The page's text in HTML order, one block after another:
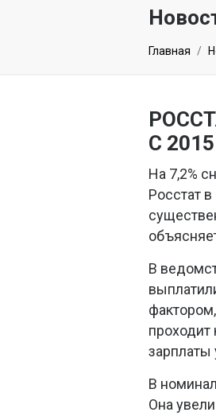
Главная
С
На 7,2%
Росстат
В
проходит
зарплаты
В
Она